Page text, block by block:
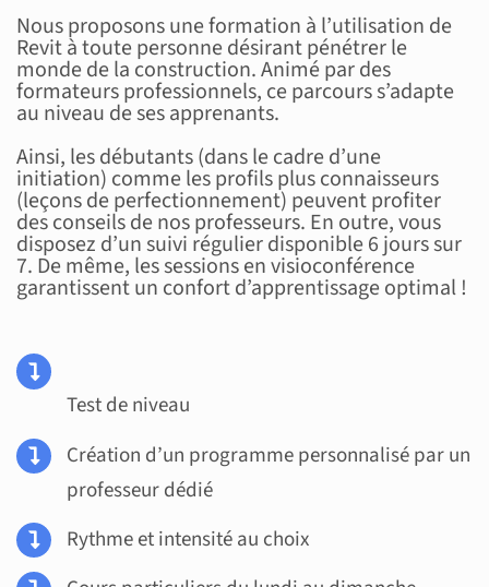
Nous proposons une formation à l’utilisation de
Revit à toute personne désirant pénétrer le
monde de la construction. Animé par des
formateurs professionnels, ce parcours s’adapte
au niveau de ses apprenants.
Ainsi, les débutants (dans le cadre d’une
initiation) comme les profils plus connaisseurs
(leçons de perfectionnement) peuvent profiter
des conseils de nos professeurs. En outre, vous
disposez d’un suivi régulier disponible 6 jours sur
7. De même, les sessions en visioconférence
garantissent un confort d’apprentissage optimal !
Test de niveau
Création d’un programme personnalisé par un
professeur dédié
Rythme et intensité au choix